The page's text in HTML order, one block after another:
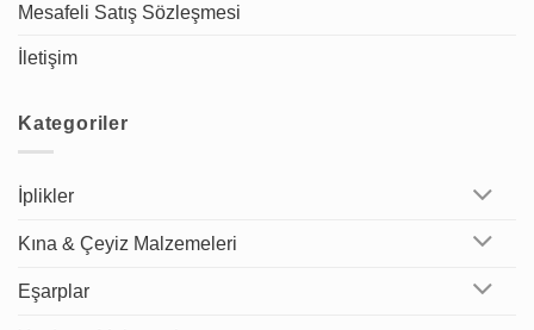
Mesafeli Satış Sözleşmesi
İletişim
Kategoriler
İplikler
Kına & Çeyiz Malzemeleri
Eşarplar